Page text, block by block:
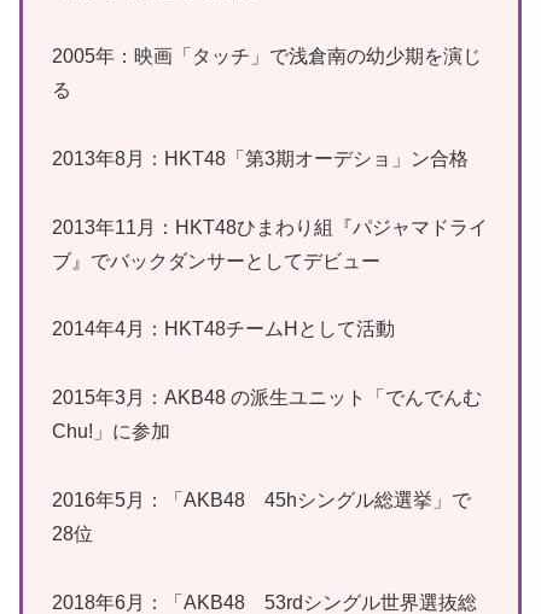
2005年：映画「タッチ」で浅倉南の幼少期を演じ
る
2013年8月：HKT48「第3期オーデショ」ン合格
2013年11月：HKT48ひまわり組『パジャマドライ
ブ』でバックダンサーとしてデビュー
2014年4月：HKT48チームHとして活動
2015年3月：AKB48 の派生ユニット「でんでんむ
Chu!」に参加
2016年5月：「AKB48 45hシングル総選挙」で
28位
2018年6月：「AKB48 53rdシングル世界選抜総